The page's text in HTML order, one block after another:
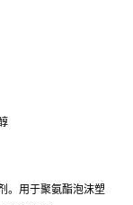
。用于聚氨酯泡沫塑